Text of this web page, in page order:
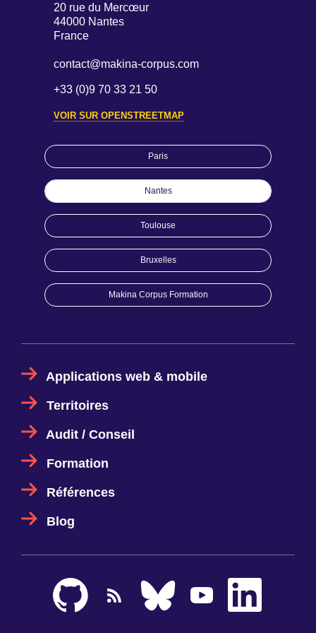
Applications web & mobile
Territoires
Audit / Conseil
Formation
Références
Blog
Paris
Nantes
Toulouse
Bruxelles
Makina Corpus Formation
20 rue du Mercœur
44000 Nantes
France
contact@makina-corpus.com
+33 (0)9 70 33 21 50
VOIR SUR OPENSTREETMAP